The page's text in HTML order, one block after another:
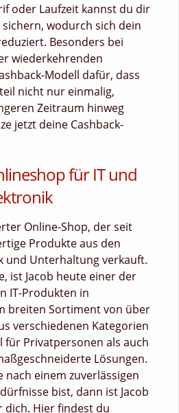
oder Laufzeit kannst du dir
sichern, wodurch sich dein
Besonders bei
wiederkehrenden
Modell dafür, dass
nicht nur einmalig,
Zeitraum hinweg
jetzt deine Cashback-
für IT und
Online-Shop, der seit
Produkte aus den
und Unterhaltung verkauft.
ist Jacob heute einer der
IT-Produkten in
breiten Sortiment von über
verschiedenen Kategorien
für Privatpersonen als auch
Lösungen.
nach einem zuverlässigen
bist, dann ist Jacob
dich. Hier findest du